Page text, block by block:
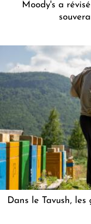
Moody's a
Dans le Tavush,